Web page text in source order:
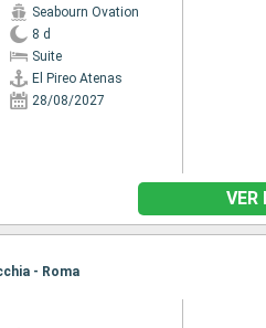
Seabourn Ovation
8 d
Suite
El Pireo Atenas
28/08/2027
VER
- Roma